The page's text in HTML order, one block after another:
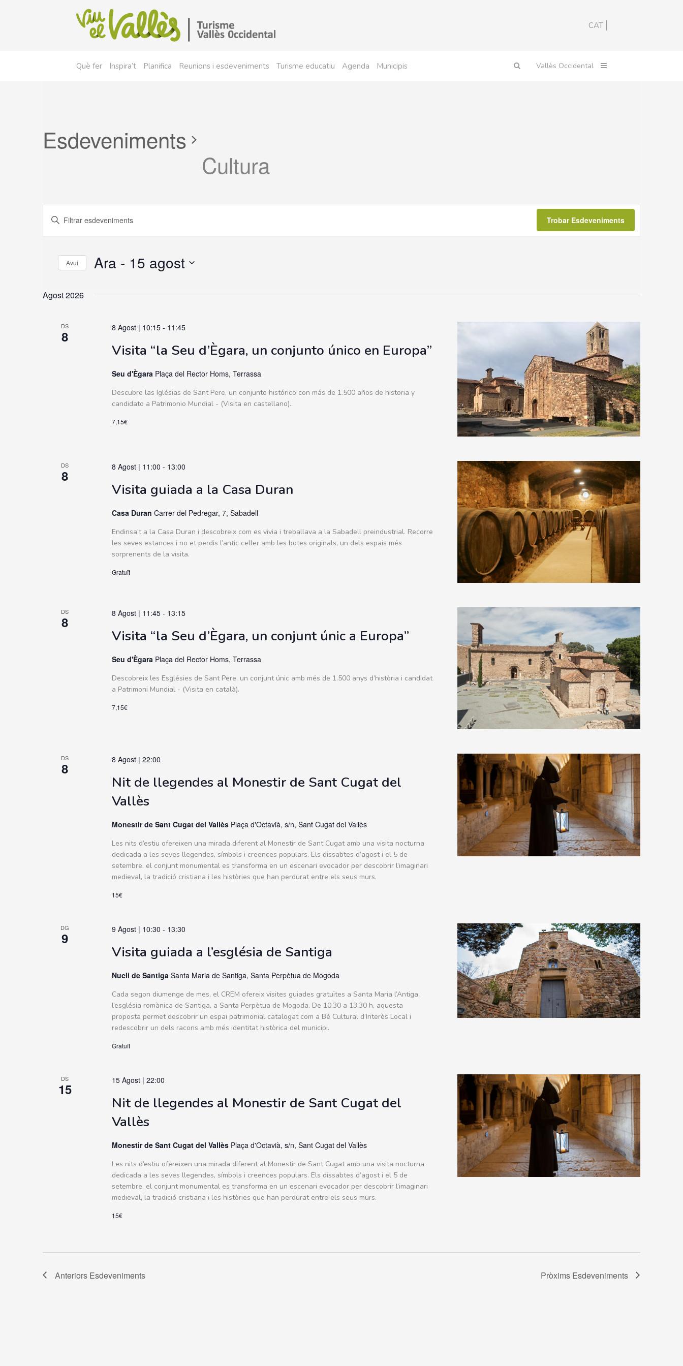
CAT
Què fer Inspira’t Planifica Reunions i esdeveniments Turisme educatiu Agenda Municipis
Esdeveniments
Cultura
Esdeveniments
Search
and
Views
Navigation
Introdueix
Cerca
per
paraula
Trobar Esdeveniments
Avui Ara - 15 agost
Agost 2026
DS
8
8 Agost | 10:15- 11:45
Visita “la Seu d’Ègara, un conjunto único en Europa”
Seu d'Ègara Plaça del Rector Homs, Terrassa
Descubre las Iglésias de Sant Pere, un conjunto histórico con más de 1.500 años de historia y
candidato a Patrimonio Mundial - (Visita en castellano).
7,15€
DS
8
8 Agost | 11:00 - 13:00
Visita guiada a la Casa Duran
Casa Duran Carrer del Pedregar, 7, Sabadell
Endinsa’t a la Casa Duran i descobreix com es vivia i treballava a la Sabadell preindustrial. Recorre
les seves estances i no et perdis l’antic celler amb les botes originals, un dels espais més
sorprenents de la visita.
Gratuït
DS
8
8 Agost | 11:45- 13:15
Visita “la Seu d’Ègara, un conjunt únic a Europa”
Seu d'Ègara Plaça del Rector Homs, Terrassa
Descobreix les Esglésies de Sant Pere, un conjunt únic amb més de 1.500 anys d’història i candidat
a Patrimoni Mundial - (Visita en català).
7,15€
DS
8
8 Agost | 22:00
Nit de llegendes al Monestir de Sant Cugat del
Vallès
Monestir de Sant Cugat del Vallès Plaça d'Octavià, s/n, Sant Cugat del Vallès
Les nits d’estiu ofereixen una mirada diferent al Monestir de Sant Cugat amb una visita nocturna
dedicada a les seves llegendes, símbols i creences populars. Els dissabtes d’agost i el 5 de
setembre, el conjunt monumental es transforma en un escenari evocador per descobrir l’imaginari
medieval, la tradició cristiana i les històries que han perdurat entre els seus murs.
15€
DG
9
9 Agost | 10:30 - 13:30
Visita guiada a l’església de Santiga
Nucli de Santiga Santa Maria de Santiga, Santa Perpètua de Mogoda
Cada segon diumenge de mes, el CREM ofereix visites guiades gratuïtes a Santa Maria l’Antiga,
l’església romànica de Santiga, a Santa Perpètua de Mogoda. De 10.30 a 13.30 h, aquesta
proposta permet descobrir un espai patrimonial catalogat com a Bé Cultural d’Interès Local i
redescobrir un dels racons amb més identitat històrica del municipi.
Gratuït
DS
15
15 Agost | 22:00
Nit de llegendes al Monestir de Sant Cugat del
Vallès
Monestir de Sant Cugat del Vallès Plaça d'Octavià, s/n, Sant Cugat del Vallès
Les nits d’estiu ofereixen una mirada diferent al Monestir de Sant Cugat amb una visita nocturna
dedicada a les seves llegendes, símbols i creences populars. Els dissabtes d’agost i el 5 de
setembre, el conjunt monumental es transforma en un escenari evocador per descobrir l’imaginari
medieval, la tradició cristiana i les històries que han perdurat entre els seus murs.
15€
Anteriors Esdeveniments Pròxims Esdeveniments